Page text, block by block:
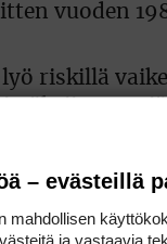
– evästeillä
mahdollisen
ja vastaavia
vuoden
riskillä
15.
putin,
ja vältän